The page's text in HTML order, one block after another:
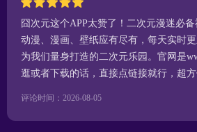
囧次元这个APP太赞了！二次元漫迷必备
动漫、漫画、壁纸应有尽有，每天实时
为我们量身打造的二次元乐园。官网是
逛或者下载的话，直接点链接就行，超
评论时间：2026-08-05